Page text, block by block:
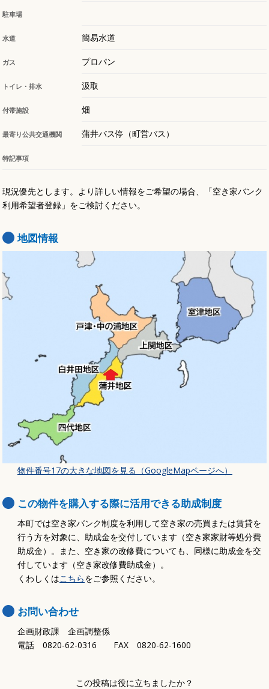
駐車場
水道 簡易水道
ガス プロパン
トイレ・排水 汲取
付帯施設 畑
最寄り公共交通機関 蒲井バス停（町営バス）
特記事項
現況優先とします。より詳しい情報をご希望の場合、「空き家バンク
利用希望者登録」をご検討ください。
地図情報
物件番号17の大きな地図を見る（GoogleMapページへ）
この物件を購入する際に活用できる助成制度
本町では空き家バンク制度を利用して空き家の売買または賃貸を
行う方を対象に、助成金を交付しています（空き家家財等処分費
助成金）。また、空き家の改修費についても、同様に助成金を交
付しています（空き家改修費助成金）。
くわしくはこちらをご参照ください。
お問い合わせ
企画財政課 企画調整係
電話 0820-62-0316 FAX 0820-62-1600
この投稿は役に立ちましたか？